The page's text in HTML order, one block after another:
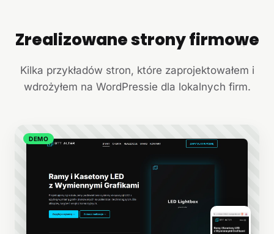
+
Zrealizowane strony firmowe
Kilka przykładów stron, które zaprojektowałem i
wdrożyłem na WordPressie dla lokalnych firm.
DEMO